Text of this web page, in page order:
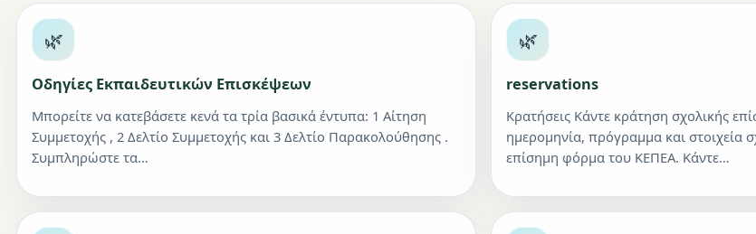
🌿
Οδηγίες Εκπαιδευτικών Επισκέψεων
Μπορείτε να κατεβάσετε κενά τα τρία βασικά έντυπα: 1 Αίτηση
Συμμετοχής , 2 Δελτίο Συμμετοχής και 3 Δελτίο Παρακολούθησης .
Συμπληρώστε τα…
🌿
reservations
Κρατήσεις Κάντε κράτηση σχολικής
ημερομηνία, πρόγραμμα και στοιχεία
επίσημη φόρμα του ΚΕΠΕΑ. Κάντε…